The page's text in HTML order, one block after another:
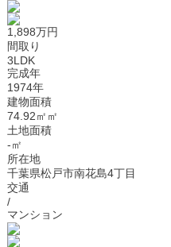
1,898万円
間取り
3LDK
完成年
1974年
建物面積
74.92㎡㎡
土地面積
-㎡
所在地
千葉県松戸市南花島4丁目
交通
/
マンション